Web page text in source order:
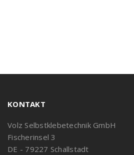
KONTAKT
Volz Selbstklebetechnik GmbH
Fischerinsel 3
DE - 79227 Schallstadt